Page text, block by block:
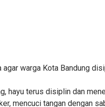
agar warga Kota Bandung
hayu terus disiplin dan
mencuci tangan dengan